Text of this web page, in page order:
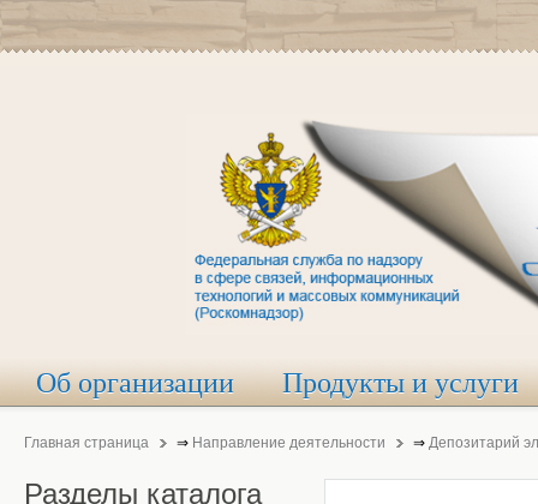
Об организации Продукты и услуги
Главная страница ⇒ Направление деятельности ⇒ Депозитарий
Разделы каталога